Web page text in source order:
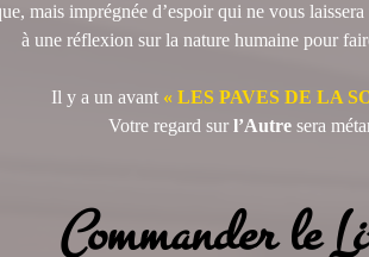
imprégnée d’espoir qui ne vous laissera
à une réflexion sur la nature humaine pour
Il y a un avant « LES PAVES DE LA
Votre regard sur l’Autresera
Commander le